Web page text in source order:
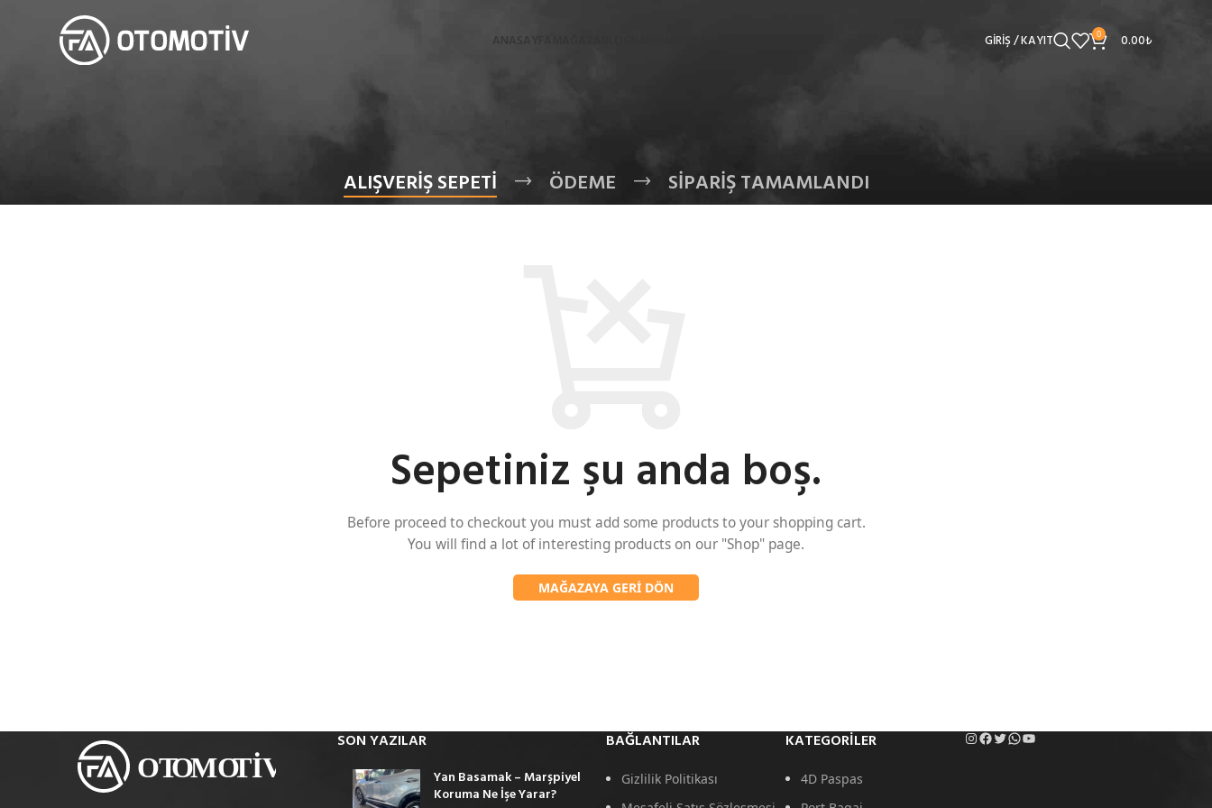
ANASAYFA GIRIŞ / KAYIT 0 0.00₺
ALIŞVERIŞ SEPETI ÖDEME SIPARIŞ TAMAMLANDI
Sepetiniz şu anda boş.
Before proceed to checkout you must add some products to your shopping cart.
You will find a lot of interesting products on our "Shop" page.
MAĞAZAYA GERI DÖN
SON YAZILAR
Yan Basamak – Marşpiyel
Koruma Ne İşe Yarar?
BAĞLANTILAR
Gizlilik Politikası
KATEGORILER
4D Paspas